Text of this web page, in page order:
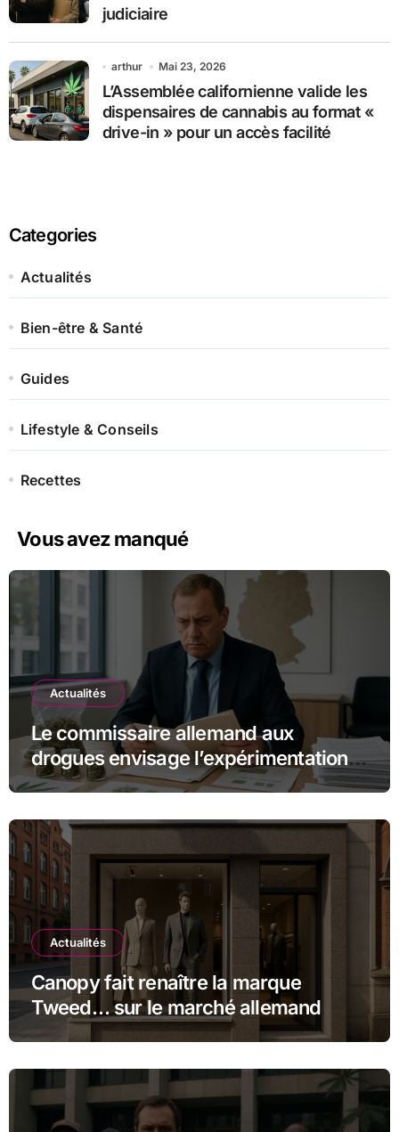
judiciaire
arthur Mai 23, 2026
L’Assemblée californienne valide les
dispensaires de cannabis au format «
drive-in » pour un accès facilité
Categories
Actualités
Bien-être & Santé
Guides
Lifestyle & Conseils
Recettes
Vous avez manqué
Actualités
Le commissaire allemand aux
drogues envisage l’expérimentation
des magasins pilotes de cannabis
Actualités
Canopy fait renaître la marque
Tweed… sur le marché allemand